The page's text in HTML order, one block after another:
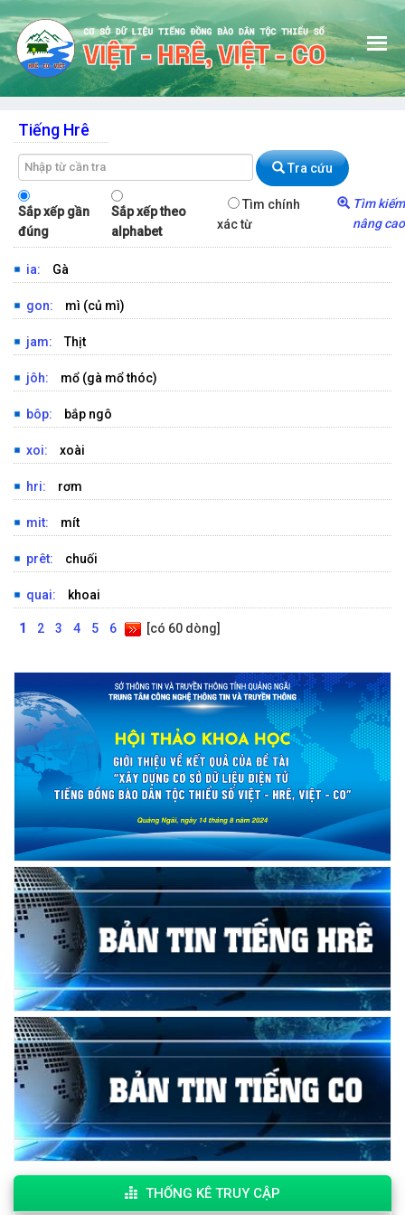
GIỚI THIỆU
TRA TỪ TIẾNG HRÊ
TRA CÂU TIẾNG HRÊ
TRA TỪ TIẾNG CO
TRA CÂU TIẾNG CO
HƯỚNG DẪN
ĐÓNG GÓP CHO CSDL
BỘ GÕ
Tiếng Hrê
Tra cứu
Sắp xếp gần
đúng
Sắp xếp theo
alphabet
Tìm chính
xác từ
Tìm kiếm
nâng cao
ia: Gà
gon: mì (củ mì)
jam: Thịt
jôh: mổ (gà mổ thóc)
bôp: bắp ngô
xoi: xoài
hri: rơm
mit: mít
prêt: chuối
quai: khoai
1 2 3 4 5 6 [có 60 dòng]
THỐNG KÊ TRUY CẬP